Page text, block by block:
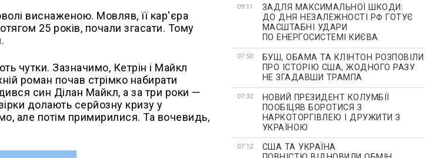
виснаженою. Мовляв, її кар'єра
25 років, почали згасати. Тому
чутки. Зазначимо, Кетрін і Майкл
роман почав стрімко набирати
син Ділан Майкл, а за три роки —
долають серйозну кризу у
але потім примирилися. Та вочевидь,
09:11
ЗАДЛЯ МАКСИМАЛЬНОЇ ШКОДИ:
ДО ДНЯ НЕЗАЛЕЖНОСТІ РФ ГОТУЄ
МАСШТАБНІ УДАРИ
ПО ЕНЕРГОСИСТЕМІ КИЄВА
07:50
БУШ, ОБАМА ТА КЛІНТОН РОЗПОВІЛИ
ПРО ІСТОРІЮ США, ЖОДНОГО РАЗУ
НЕ ЗГАДАВШИ ТРАМПА
07:32
НОВИЙ ПРЕЗИДЕНТ КОЛУМБІЇ
ПООБІЦЯВ БОРОТИСЯ З
НАРКОТОРГІВЛЕЮ І ДРУЖИТИ З
УКРАЇНОЮ
07:12
США ТА УКРАЇНА